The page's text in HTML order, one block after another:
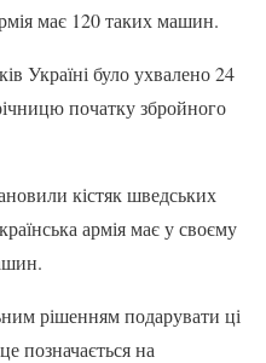
має 120 таких машин.
Україні було ухвалено 24
початку збройного
кістяк шведських
армія має у своєму
рішенням подарувати ці
позначається на